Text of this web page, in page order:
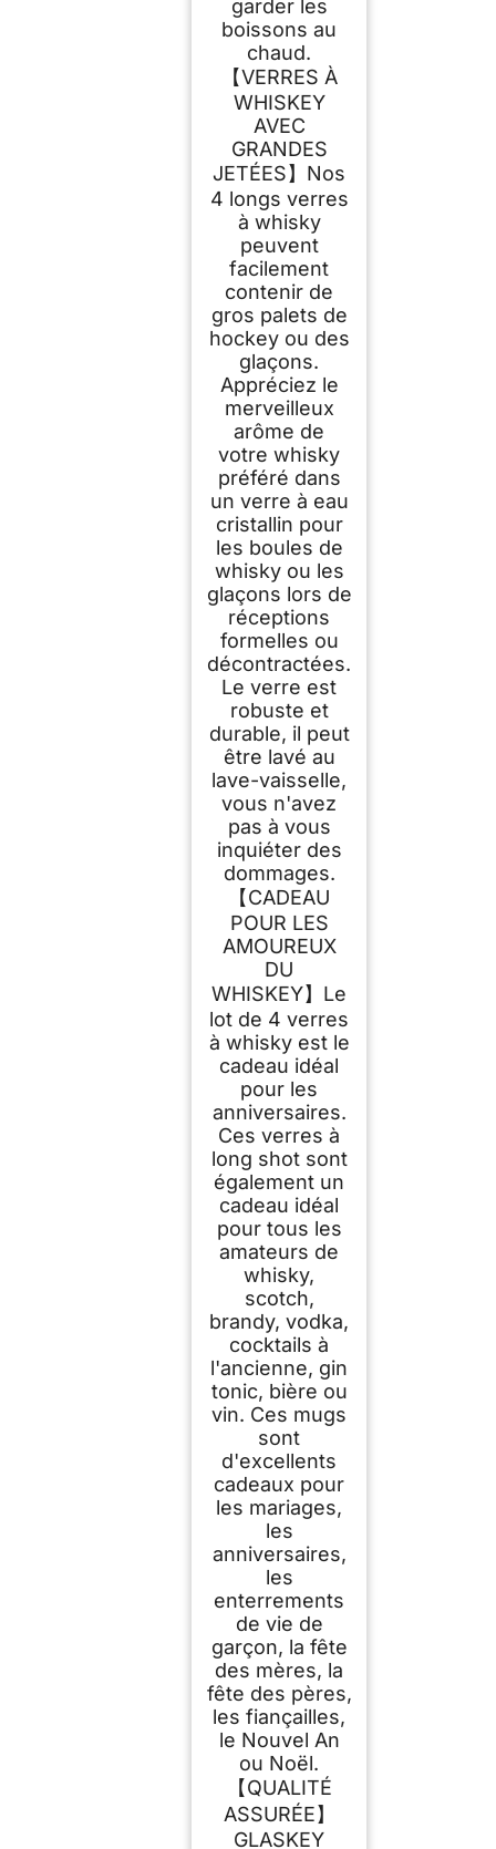
garder les
boissons au
chaud.
【VERRES À
WHISKEY
AVEC
GRANDES
JETÉES】Nos
4 longs verres
à whisky
peuvent
facilement
contenir de
gros palets de
hockey ou des
glaçons.
Appréciez le
merveilleux
arôme de
votre whisky
préféré dans
un verre à eau
cristallin pour
les boules de
whisky ou les
glaçons lors de
réceptions
formelles ou
décontractées.
Le verre est
robuste et
durable, il peut
être lavé au
lave-vaisselle,
vous n'avez
pas à vous
inquiéter des
dommages.
【CADEAU
POUR LES
AMOUREUX
DU
WHISKEY】Le
lot de 4 verres
à whisky est le
cadeau idéal
pour les
anniversaires.
Ces verres à
long shot sont
également un
cadeau idéal
pour tous les
amateurs de
whisky,
scotch,
brandy, vodka,
cocktails à
l'ancienne, gin
tonic, bière ou
vin. Ces mugs
sont
d'excellents
cadeaux pour
les mariages,
les
anniversaires,
les
enterrements
de vie de
garçon, la fête
des mères, la
fête des pères,
les fiançailles,
le Nouvel An
ou Noël.
【QUALITÉ
ASSURÉE】
GLASKEY